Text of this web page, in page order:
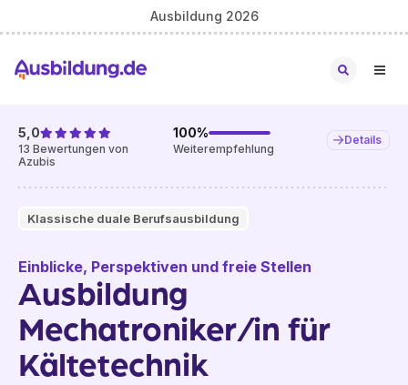
Ausbildung 2026
Klassische duale Berufsausbildung
5,0
13 Bewertungen von
Azubis
100%
Weiterempfehlung
Details
Einblicke, Perspektiven und freie Stellen
Ausbildung
Mechatroniker/in für
Kältetechnik